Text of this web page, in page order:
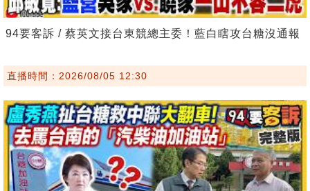
94要客訴 / 蔡英文接台東競總主委！藍白瞎攻台糖沒通報
直播時間：2026/08/05 12:30